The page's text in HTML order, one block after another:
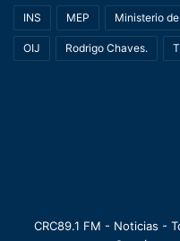
INS MEP Ministerio
OIJ Rodrigo Chaves.
CRC89.1 FM - Noticias -